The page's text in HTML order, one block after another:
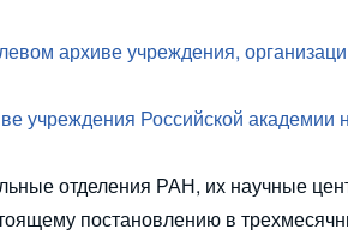
архиве учреждения,
учреждения Российской академии
отделения РАН, их научные
постановлению в